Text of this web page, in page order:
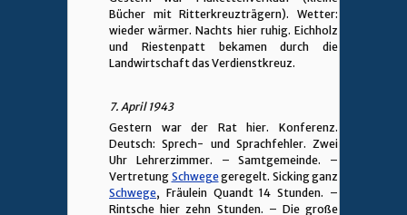
Bücher mit Ritterkreuzträgern). Wetter:
wieder wärmer. Nachts hier ruhig. Eichholz
und Riestenpatt bekamen durch die
Landwirtschaft das Verdienstkreuz.
7. April 1943
Gestern war der Rat hier. Konferenz.
Deutsch: Sprech- und Sprachfehler. Zwei
Uhr Lehrerzimmer. – Samtgemeinde. –
Vertretung Schwegegeregelt. Sicking ganz
Schwege, Fräulein Quandt 14 Stunden. –
Rintsche hier zehn Stunden. – Die große